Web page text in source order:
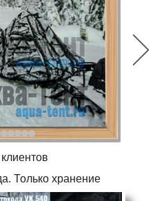
Только хранение